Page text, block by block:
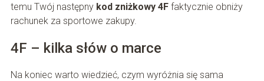
temu Twój następny kod zniżkowy 4Ffaktycznie obniży
rachunek za sportowe zakupy.
4F – kilka słów o marce
Na koniec warto wiedzieć, czym wyróżnia się sama